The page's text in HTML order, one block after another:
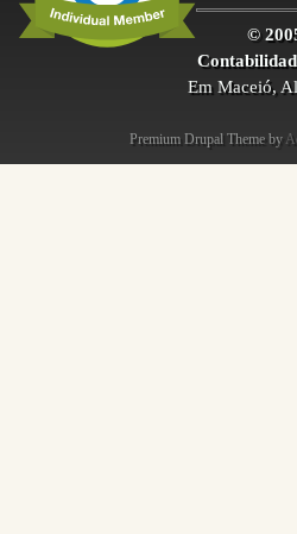
©
Em Maceió,
Premium Drupal Theme by